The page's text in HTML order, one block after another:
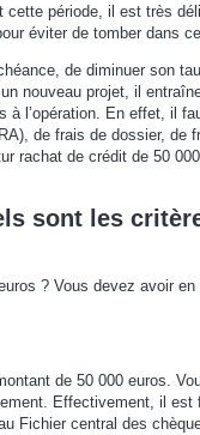
période, il est très
éviter de tomber dans
de diminuer son
nouveau projet, il
l’opération. En effet, il
de frais de dossier, de
rachat de crédit de 50
sont les
? Vous devez avoir
de 50 000 euros.
Effectivement, il est
Fichier central des